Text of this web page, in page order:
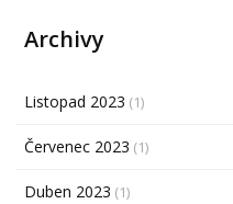
Archivy
Listopad 2023 (1)
Červenec 2023 (1)
Duben 2023 (1)